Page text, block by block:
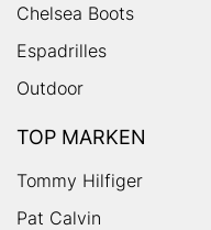
Chelsea Boots
Espadrilles
Outdoor
TOP MARKEN
Tommy Hilfiger
Pat Calvin